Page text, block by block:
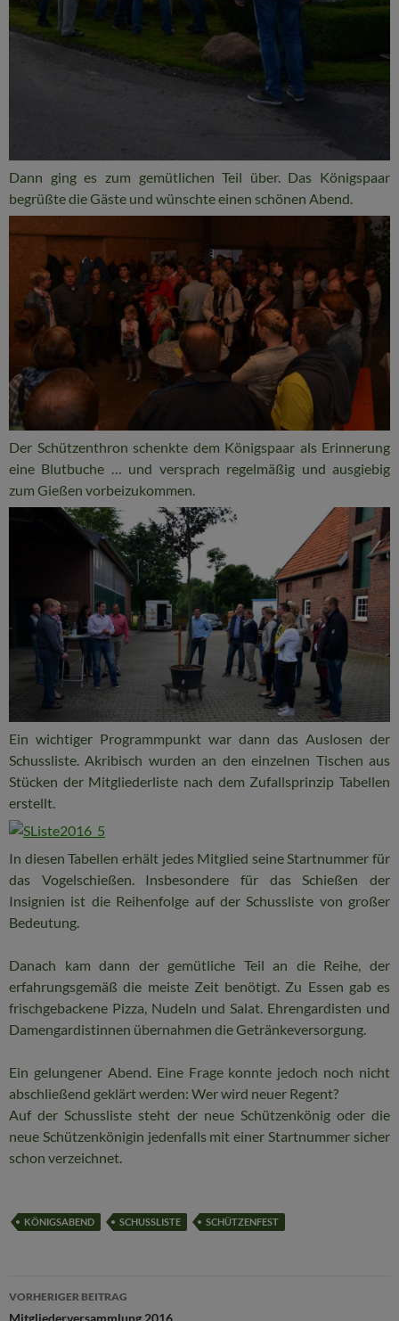
Dann ging es zum gemütlichen Teil über. Das Königspaar
begrüßte die Gäste und wünschte einen schönen Abend.
Der Schützenthron schenkte dem Königspaar als Erinnerung
eine Blutbuche … und versprach regelmäßig und ausgiebig
zum Gießen vorbeizukommen.
Ein wichtiger Programmpunkt war dann das Auslosen der
Schussliste. Akribisch wurden an den einzelnen Tischen aus
Stücken der Mitgliederliste nach dem Zufallsprinzip Tabellen
erstellt.
In diesen Tabellen erhält jedes Mitglied seine Startnummer für
das Vogelschießen. Insbesondere für das Schießen der
Insignien ist die Reihenfolge auf der Schussliste von großer
Bedeutung.
Danach kam dann der gemütliche Teil an die Reihe, der
erfahrungsgemäß die meiste Zeit benötigt. Zu Essen gab es
frischgebackene Pizza, Nudeln und Salat. Ehrengardisten und
Damengardistinnen übernahmen die Getränkeversorgung.
Ein gelungener Abend. Eine Frage konnte jedoch noch nicht
abschließend geklärt werden: Wer wird neuer Regent?
Auf der Schussliste steht der neue Schützenkönig oder die
neue Schützenkönigin jedenfalls mit einer Startnummer sicher
schon verzeichnet.
KÖNIGSABEND SCHUSSLISTE SCHÜTZENFEST
Beitragsnavigation
VORHERIGER BEITRAG
Mitgliederversammlung 2016